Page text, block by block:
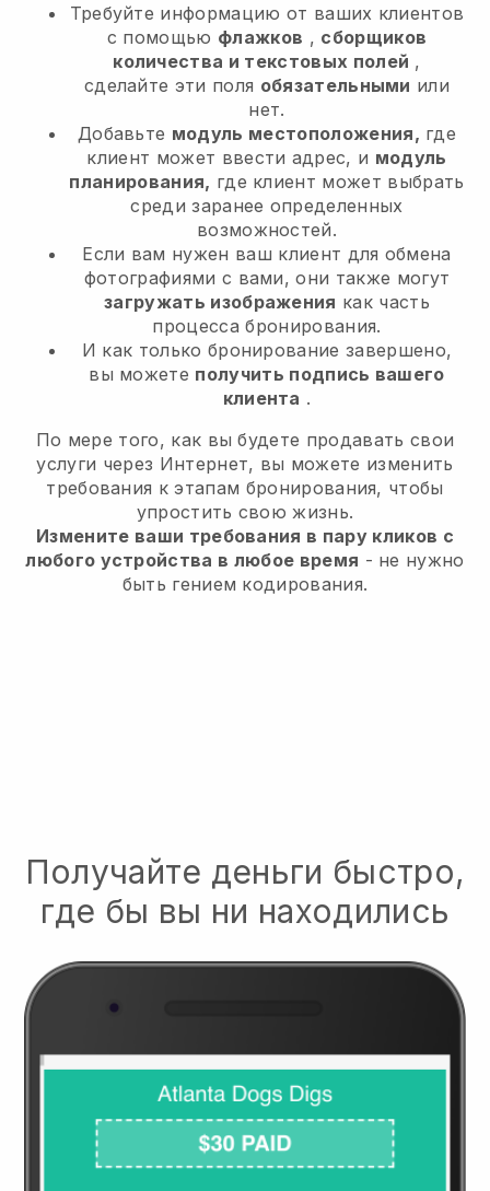
Требуйте информацию от ваших клиентов
с помощью флажков , сборщиков
количества и текстовых полей ,
сделайте эти поля обязательными или
нет.
Добавьте модуль местоположения, где
клиент может ввести адрес, и модуль
планирования, где клиент может выбрать
среди заранее определенных
возможностей.
Если вам нужен ваш клиент для обмена
фотографиями с вами, они также могут
загружать изображения как часть
процесса бронирования.
И как только бронирование завершено,
вы можете получить подпись вашего
клиента .
По мере того, как вы будете продавать свои
услуги через Интернет, вы можете изменить
требования к этапам бронирования, чтобы
упростить свою жизнь.
Измените ваши требования в пару кликов с
любого устройства в любое время - не нужно
быть гением кодирования.
Получайте деньги быстро,
где бы вы ни находились